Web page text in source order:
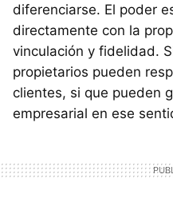
diferenciarse. El poder
directamente con la
vinculación y fidelidad.
propietarios pueden
clientes, si que pueden
empresarial en ese